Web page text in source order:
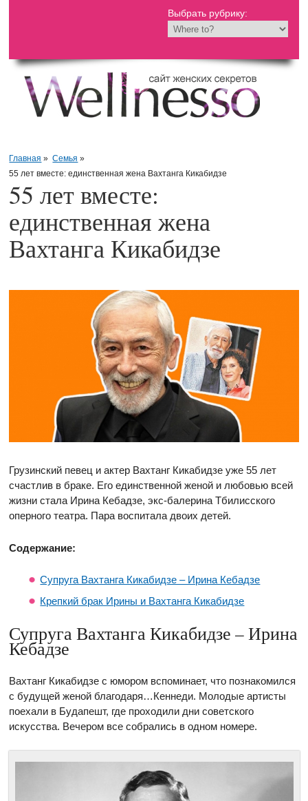
Выбрать рубрику:
Главная » Семья »
55 лет вместе: единственная жена Вахтанга Кикабидзе
55 лет вместе:
единственная жена
Вахтанга Кикабидзе
Грузинский певец и актер Вахтанг Кикабидзе уже 55 лет
счастлив в браке. Его единственной женой и любовью всей
жизни стала Ирина Кебадзе, экс-балерина Тбилисского
оперного театра. Пара воспитала двоих детей.
Содержание:
Супруга Вахтанга Кикабидзе – Ирина Кебадзе
Крепкий брак Ирины и Вахтанга Кикабидзе
Супруга Вахтанга Кикабидзе – Ирина
Кебадзе
Вахтанг Кикабидзе с юмором вспоминает, что познакомился
с будущей женой благодаря…Кеннеди. Молодые артисты
поехали в Будапешт, где проходили дни советского
искусства. Вечером все собрались в одном номере.